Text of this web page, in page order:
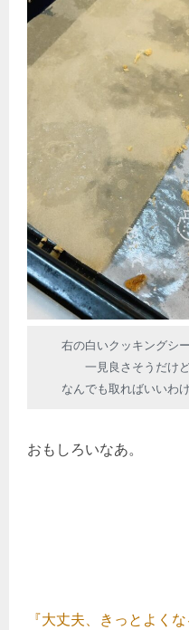
右の白いクッキングシ
一見良さそうだけ
なんでも取ればいいわ
おもしろいなあ。
『大丈夫、きっとよく